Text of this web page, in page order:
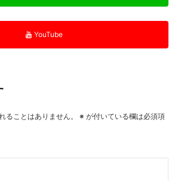
YouTube
ることはありません。 ※ が付いている欄は必須項